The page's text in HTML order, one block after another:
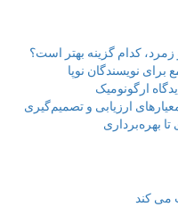
کدام گزینه بهتر است؟
برای نویسندگان نوپا
ارگونومیک
ارزیابی و تصمیم‌گیری
بهره‌برداری
می کند